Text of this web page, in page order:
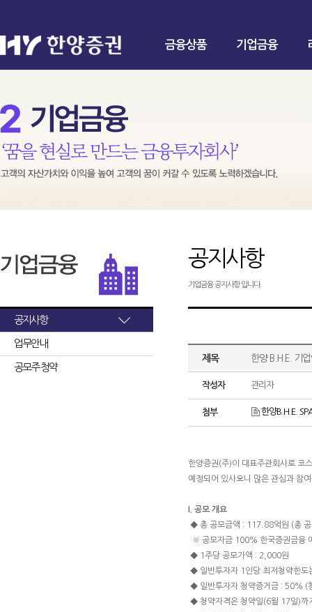
금융상품 기업금융
공지사항
업무안내
공모주 청약
공지사항
기업금융 공지사항 입니다.
제목 한양 B.H.E. 기
작성자 관리자
첨부 한양B.H.E.
한양증권(주)이 대표주관회사로 코
예정되어 있사오니 많은 관심과 참
I. 공모 개요
◆ 총 공모금액 : 117.88억원 (총
※ 공모자금 100% 한국증권금융
◆ 1주당 공모가액 : 2,000원
◆ 일반투자자 1인당 최저청약한
◆ 일반투자자 청약증거금 : 50% (
◆ 청약자격은 청약일(6월 17일)까